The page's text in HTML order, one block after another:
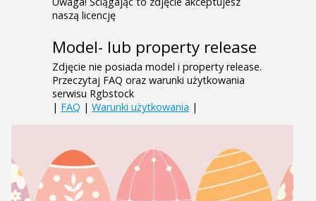
naszą licencję
Model- lub property release
Zdjęcie nie posiada model i property release.
Przeczytaj FAQ oraz warunki użytkowania
serwisu Rgbstock
| FAQ | Warunki użytkowania |